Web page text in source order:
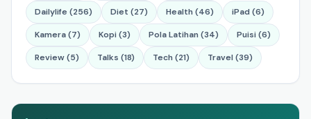
Dailylife (256) Diet (27) Health (46) iPad (6)
Kamera (7) Kopi (3) Pola Latihan (34) Puisi (6)
Review (5) Talks (18) Tech (21) Travel (39)